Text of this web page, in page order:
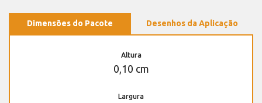
Dimensões do Pacote Desenhos da Aplicação
Altura
0,10 cm
Largura